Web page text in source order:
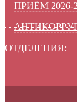
ПРИЁМ 2026-
ОТДЕЛЕНИЯ: